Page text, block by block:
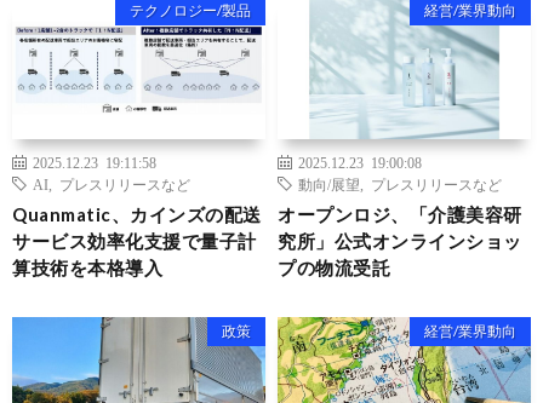
テクノロジー/製品
2025.12.23 19:11:58
AI
プレスリリースなど
Quanmatic、カインズの配送
サービス効率化支援で量子計
算技術を本格導入
経営/業界動向
2025.12.23 19:00:08
動向/展望
プレスリリースなど
オープンロジ、「介護美容研
究所」公式オンラインショッ
プの物流受託
政策 経営/業界動向